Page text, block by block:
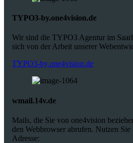
TYPO3-by.one4vision.de
Wir sind die TYPO3 Agentur im
sich von der Arbeit unserer
TYPO3-by.one4vision.de
wmail.14v.de
Mails, die Sie von one4vision
den Webbrowser abrufen. Nutzen
Adresse: